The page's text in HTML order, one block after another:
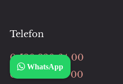
Telefon
0 530 320 64 00
0 506 037 64 00
WhatsApp